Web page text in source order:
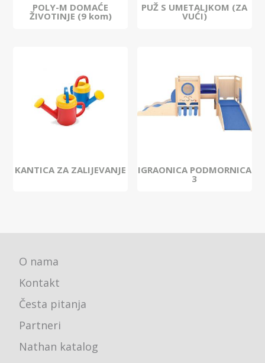
POLY-M DOMAĆE
ŽIVOTINJE (9 kom)
PUŽ S UMETALJKOM (ZA
VUĆI)
KANTICA ZA ZALIJEVANJE IGRAONICA PODMORNICA
3
O nama
Kontakt
Česta pitanja
Partneri
Nathan katalog